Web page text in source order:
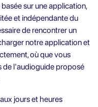
sur une application,
et indépendante du
de rencontrer un
notre application et
où que vous
de l'audioguide proposé
jours et heures